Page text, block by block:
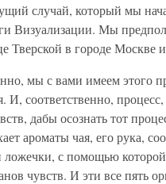
случай, который мы
Визуализации. Мы
Тверской в городе Москве
мы с вами имеем
И, соответственно,
дабы осознать тот
ароматы чая, его рука,
с помощью
чувств. И эти все пять